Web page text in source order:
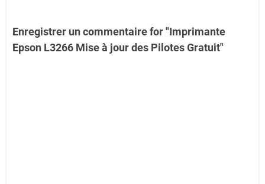
Enregistrer un commentaire for "Imprimante
Epson L3266 Mise à jour des Pilotes Gratuit"